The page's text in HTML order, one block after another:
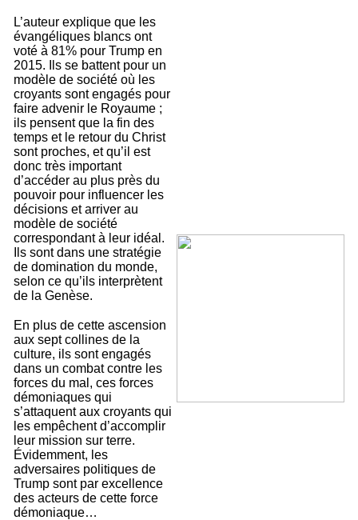
L’auteur explique que les
évangéliques blancs ont
voté à 81% pour Trump en
2015. Ils se battent pour un
modèle de société où les
croyants sont engagés pour
faire advenir le Royaume ;
ils pensent que la fin des
temps et le retour du Christ
sont proches, et qu’il est
donc très important
d’accéder au plus près du
pouvoir pour influencer les
décisions et arriver au
modèle de société
correspondant à leur idéal.
Ils sont dans une stratégie
de domination du monde,
selon ce qu’ils interprètent
de la Genèse.
En plus de cette ascension
aux sept collines de la
culture, ils sont engagés
dans un combat contre les
forces du mal, ces forces
démoniaques qui
s’attaquent aux croyants qui
les empêchent d’accomplir
leur mission sur terre.
Évidemment, les
adversaires politiques de
Trump sont par excellence
des acteurs de cette force
démoniaque…